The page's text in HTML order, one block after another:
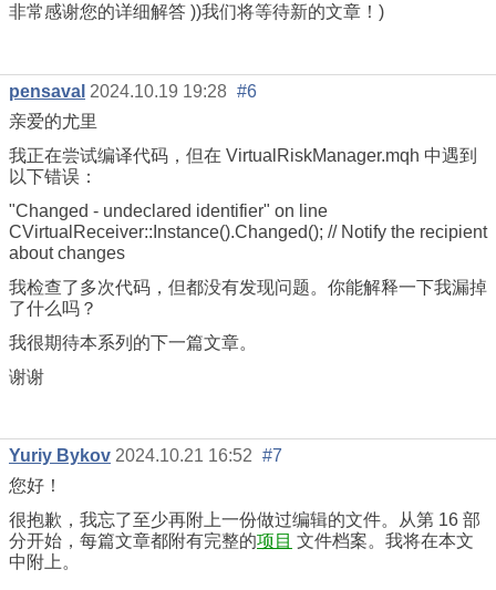
非常感谢您的详细解答 ))我们将等待新的文章！)
pensaval 2024.10.19 19:28 #6
亲爱的尤里
我正在尝试编译代码，但在 VirtualRiskManager.mqh 中遇到
以下错误：
"Changed - undeclared identifier" on line
CVirtualReceiver::Instance().Changed(); // Notify the recipient
about changes
我检查了多次代码，但都没有发现问题。你能解释一下我漏掉
了什么吗？
我很期待本系列的下一篇文章。
谢谢
Yuriy Bykov 2024.10.21 16:52 #7
您好！
很抱歉，我忘了至少再附上一份做过编辑的文件。从第 16 部
分开始，每篇文章都附有完整的项目 文件档案。我将在本文
中附上。